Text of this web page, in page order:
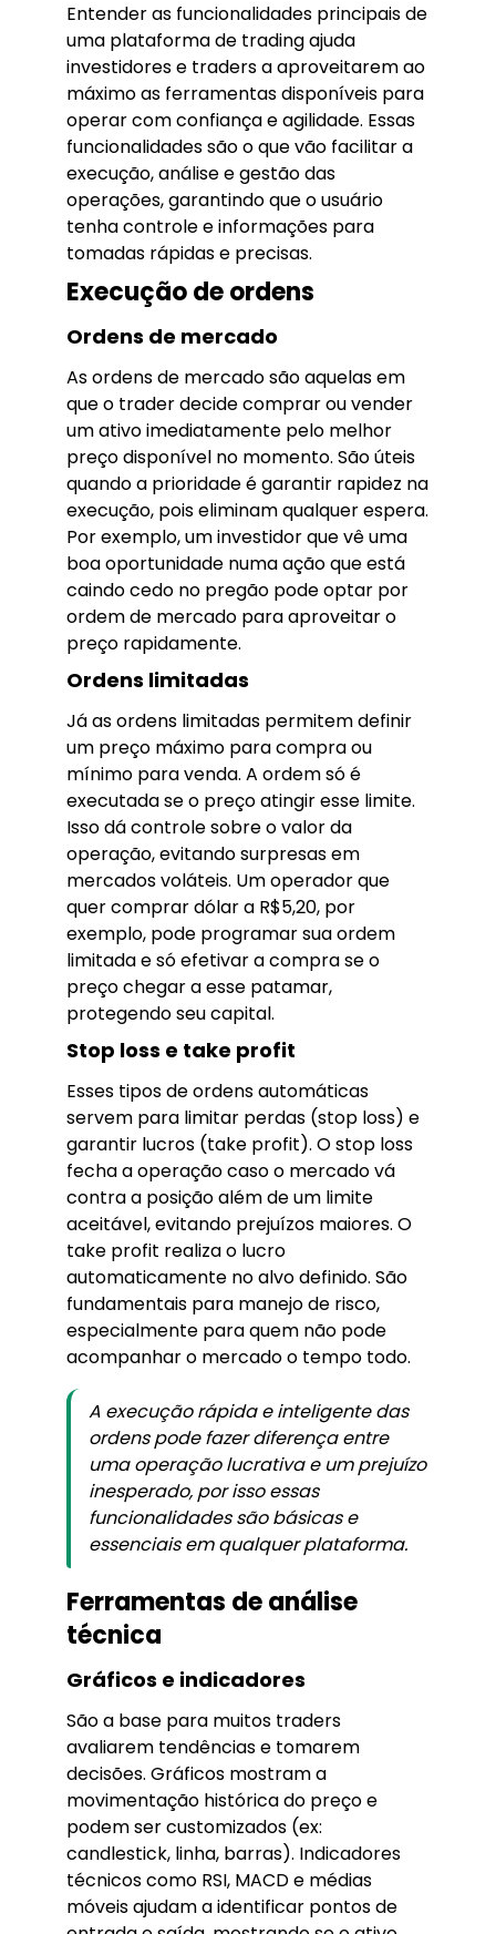
Entender as funcionalidades principais de
uma plataforma de trading ajuda
investidores e traders a aproveitarem ao
máximo as ferramentas disponíveis para
operar com confiança e agilidade. Essas
funcionalidades são o que vão facilitar a
execução, análise e gestão das
operações, garantindo que o usuário
tenha controle e informações para
tomadas rápidas e precisas.
Execução de ordens
Ordens de mercado
As ordens de mercado são aquelas em
que o trader decide comprar ou vender
um ativo imediatamente pelo melhor
preço disponível no momento. São úteis
quando a prioridade é garantir rapidez na
execução, pois eliminam qualquer espera.
Por exemplo, um investidor que vê uma
boa oportunidade numa ação que está
caindo cedo no pregão pode optar por
ordem de mercado para aproveitar o
preço rapidamente.
Ordens limitadas
Já as ordens limitadas permitem definir
um preço máximo para compra ou
mínimo para venda. A ordem só é
executada se o preço atingir esse limite.
Isso dá controle sobre o valor da
operação, evitando surpresas em
mercados voláteis. Um operador que
quer comprar dólar a R$5,20, por
exemplo, pode programar sua ordem
limitada e só efetivar a compra se o
preço chegar a esse patamar,
protegendo seu capital.
Stop loss e take profit
Esses tipos de ordens automáticas
servem para limitar perdas (stop loss) e
garantir lucros (take profit). O stop loss
fecha a operação caso o mercado vá
contra a posição além de um limite
aceitável, evitando prejuízos maiores. O
take profit realiza o lucro
automaticamente no alvo definido. São
fundamentais para manejo de risco,
especialmente para quem não pode
acompanhar o mercado o tempo todo.
A execução rápida e inteligente das
ordens pode fazer diferença entre
uma operação lucrativa e um prejuízo
inesperado, por isso essas
funcionalidades são básicas e
essenciais em qualquer plataforma.
Ferramentas de análise
técnica
Gráficos e indicadores
São a base para muitos traders
avaliarem tendências e tomarem
decisões. Gráficos mostram a
movimentação histórica do preço e
podem ser customizados (ex:
candlestick, linha, barras). Indicadores
técnicos como RSI, MACD e médias
móveis ajudam a identificar pontos de